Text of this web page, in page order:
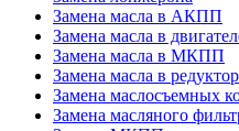
Замена масла в АКПП
Замена масла в
Замена масла в МКПП
Замена масла в
Замена маслосъемных
Замена масляного